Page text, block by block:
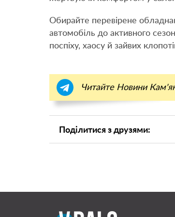
Обирайте перевірене
автомобіль до активного
поспіху, хаосу й зайвих
Читайте Новини
Поділитися з друзями: